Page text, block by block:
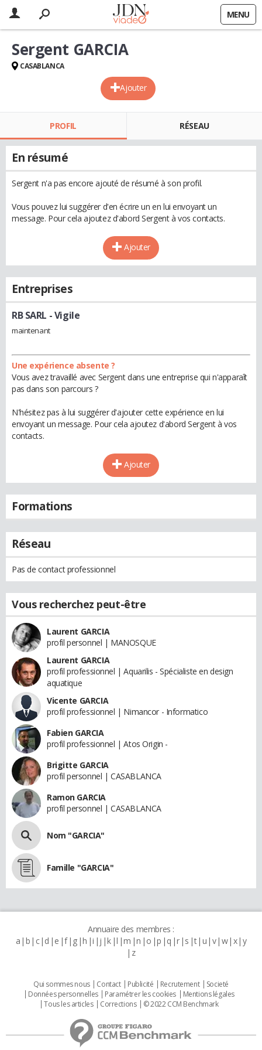
MENU
Ajouter
Sergent GARCIA
CASABLANCA
PROFIL RÉSEAU
En résumé
Sergent n'a pas encore ajouté de résumé à son profil.
Vous pouvez lui suggérer d'en écrire un en lui envoyant un
message. Pour cela ajoutez d'abord Sergent à vos contacts.
Ajouter
Entreprises
RB SARL - Vigile
maintenant
Une expérience absente ?
Vous avez travaillé avec Sergent dans une entreprise qui n'apparaît
pas dans son parcours ?
N'hésitez pas à lui suggérer d'ajouter cette expérience en lui
envoyant un message. Pour cela ajoutez d'abord Sergent à vos
contacts.
Ajouter
Formations
Réseau
Pas de contact professionnel
Vous recherchez peut-être
Laurent GARCIA
profil personnel | MANOSQUE
Laurent GARCIA
profil professionnel | Aquarilis - Spécialiste en design
aquatique
Vicente GARCIA
profil professionnel | Nimancor - Informatico
Fabien GARCIA
profil professionnel | Atos Origin -
Brigitte GARCIA
profil personnel | CASABLANCA
Ramon GARCIA
profil personnel | CASABLANCA
Nom "GARCIA"
Famille "GARCIA"
Annuaire des membres :
a b c d e f g h i j k l m n o p q r s t u v w x y
z
Qui sommes nous Contact Publicité Recrutement
Societé
Données personnelles
Paramétrer les cookies
Mentions légales
Tous les articles
Corrections © 2022 CCM Benchmark